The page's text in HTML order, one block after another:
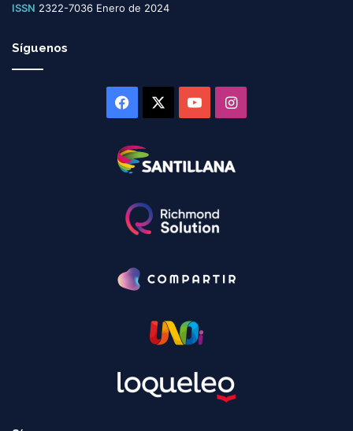
ISSN 2322-7036 Enero de 2024
Síguenos
Facebook YouTubeInstagram